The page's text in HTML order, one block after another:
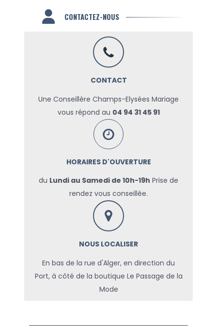
CONTACTEZ-NOUS
CONTACT
Une Conseillère Champs-Elysées Mariage
vous répond au 04 94 31 45 91
HORAIRES D'OUVERTURE
du Lundi au Samedi de 10h-19h Prise de
rendez vous conseillée.
NOUS LOCALISER
En bas de la rue d'Alger, en direction du
Port, à côté de la boutique Le Passage de la
Mode